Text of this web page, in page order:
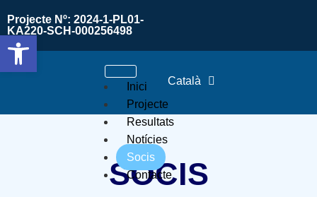
Projecte Nº: 2024-1-PL01-
KA220-SCH-000256498
Inici
Projecte
Resultats
Notícies
Socis
Contacte
Català
SOCIS
Obre la barra d'eines